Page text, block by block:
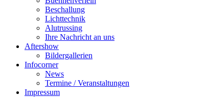
Beschallung
Lichttechnik
Alutrussing
Ihre Nachricht an uns
Aftershow
Bildergallerien
Infocorner
News
Termine / Veranstaltungen
Impressum